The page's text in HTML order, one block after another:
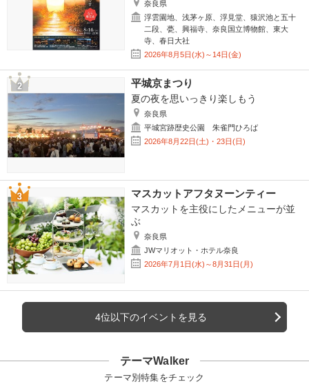
奈良県
浮雲園地、浅茅ヶ原、浮見堂、猿沢池と五十
二段、甍、興福寺、奈良国立博物館、東大
寺、春日大社
2026年8月5日(水)～14日(金)
平城京まつり
夏の夜を思いっきり楽しもう
奈良県
平城宮跡歴史公園 朱雀門ひろば
2026年8月22日(土)・23日(日)
マスカットアフタヌーンティー
マスカットを主役にしたメニューが並
ぶ
奈良県
JWマリオット・ホテル奈良
2026年7月1日(水)～8月31日(月)
4位以下のイベントを見る
テーマWalker
テーマ別特集をチェック